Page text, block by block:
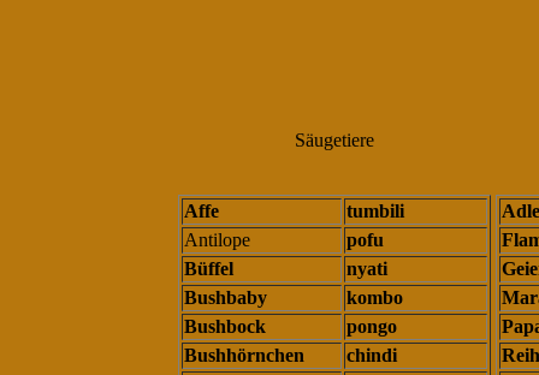
Säugetiere
Affe
tumbili
Antilope
pofu
Büffel
nyati
Bushbaby
kombo
Bushbock
pongo
Bushhörnchen
chindi